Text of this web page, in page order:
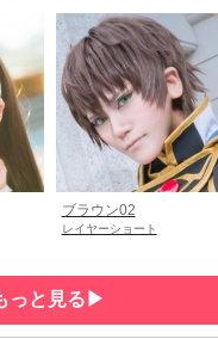
ブラウン02
レイヤーショート